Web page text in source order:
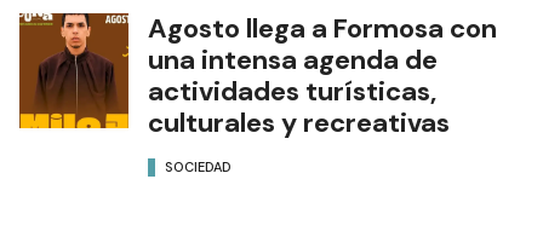
Agosto llega a Formosa con
una intensa agenda de
actividades turísticas,
culturales y recreativas
SOCIEDAD